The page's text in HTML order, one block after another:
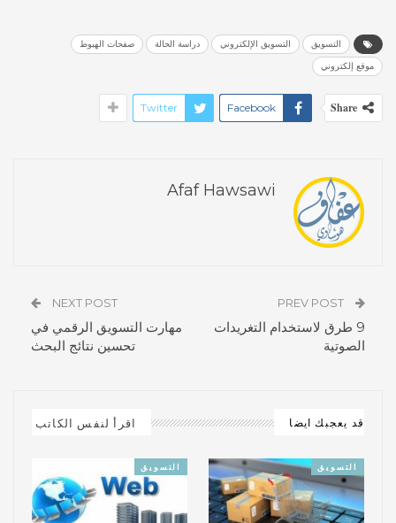
التسويق التسويق الإلكتروني دراسة الحالة
صفحات الهبوط
موقع إلكتروني
Share
Facebook
Twitter
Afaf Hawsawi
9 طرق لاستخدام التغريدات
الصوتية
NEXT POST
مهارت التسويق الرقمي في
تحسين نتائج البحث
قد يعجبك ايضا اقرأ لنفس الكاتب
التسويق التسويق